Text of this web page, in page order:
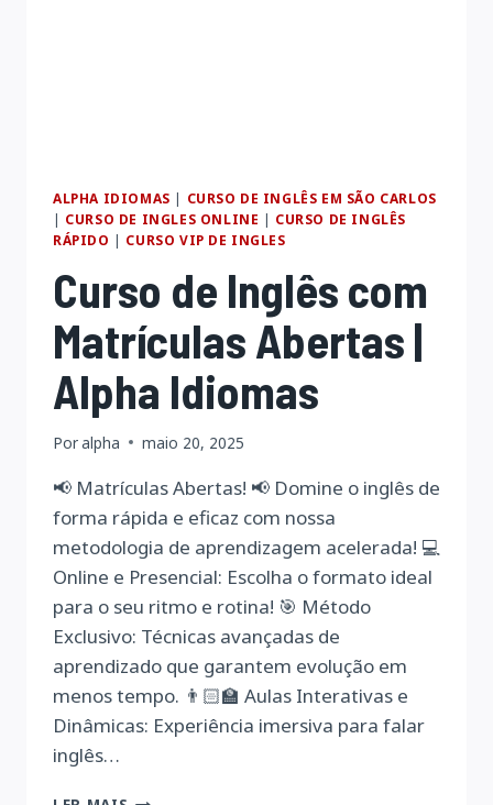
ALPHA IDIOMAS | CURSO DE INGLÊS EM SÃO CARLOS
| CURSO DE INGLES ONLINE | CURSO DE INGLÊS
RÁPIDO | CURSO VIP DE INGLES
Curso de Inglês com
Matrículas Abertas |
Alpha Idiomas
Poralpha maio 20, 2025
📢 Matrículas Abertas! 📢 Domine o inglês de
forma rápida e eficaz com nossa
metodologia de aprendizagem acelerada! 💻
Online e Presencial: Escolha o formato ideal
para o seu ritmo e rotina! 🎯 Método
Exclusivo: Técnicas avançadas de
aprendizado que garantem evolução em
menos tempo. 👨🏻‍🏫 Aulas Interativas e
Dinâmicas: Experiência imersiva para falar
inglês…
CURSO